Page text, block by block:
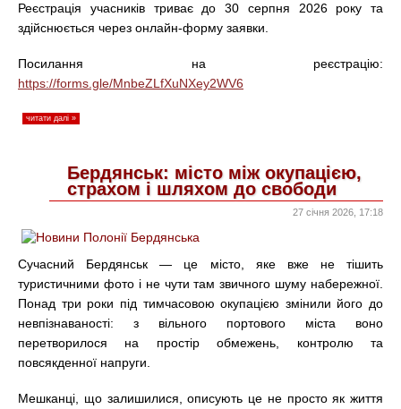
Реєстрація учасників триває до 30 серпня 2026 року та
здійснюється через онлайн-форму заявки.
Посилання на реєстрацію:
https://forms.gle/MnbeZLfXuNXey2WV6
читати далі »
Бердянськ: місто між окупацією,
страхом і шляхом до свободи
27 січня 2026, 17:18
Сучасний Бердянськ — це місто, яке вже не тішить
туристичними фото і не чути там звичного шуму набережної.
Понад три роки під тимчасовою окупацією змінили його до
невпізнаваності: з вільного портового міста воно
перетворилося на простір обмежень, контролю та
повсякденної напруги.
Мешканці, що залишилися, описують це не просто як життя